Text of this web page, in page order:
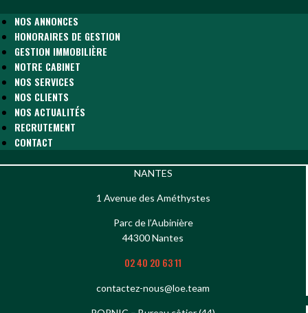
NOS ANNONCES
HONORAIRES DE GESTION
GESTION IMMOBILIÈRE
NOTRE CABINET
NOS SERVICES
NOS CLIENTS
NOS ACTUALITÉS
RECRUTEMENT
CONTACT
NANTES
1 Avenue des Améthystes
Parc de l’Aubinière
44300 Nantes
02 40 20 63 11
contactez-nous@loe.team